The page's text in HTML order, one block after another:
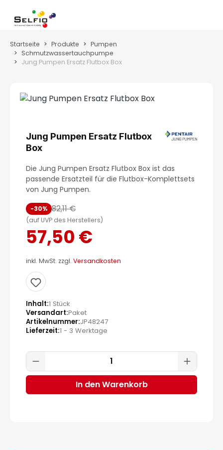
Zum Hauptinhalt springen
Startseite Produkte
Pumpen
Schmutzwassertauchpumpe
Jung Pumpen Ersatz Flutbox Box
Jung Pumpen Ersatz Flutbox
Box
Die Jung Pumpen Ersatz Flutbox Box ist das
passende Ersatzteil für die Flutbox-Komplettsets
von Jung Pumpen.
-30% 82,11 €
(auf UVP des Herstellers)
57,50 €
inkl. MwSt. zzgl. Versandkosten
Inhalt 1 Stück
Versandart Paket
Artikelnummer JP48247
Lieferzeit 1 - 3 Werktage
Produkt Anzahl: Gib den
In den Warenkorb